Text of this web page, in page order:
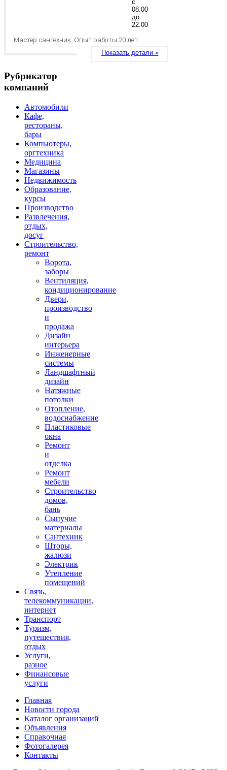
с
08.00
до
22.00
Мастер сантехник. Опыт работы 20 лет.
Показать детали »
Рубрикатор
компаний
Автомобили
Кафе,
рестораны,
бары
Компьютеры,
оргтехника
Медицина
Магазины
Недвижимость
Образование,
курсы
Производство
Развлечения,
отдых,
досуг
Строительство,
ремонт
Ворота,
заборы
Вентиляция,
кондиционирование
Двери,
производство
и
продажа
Дизайн
интерьера
Инженерные
системы
Ландшафтный
дизайн
Натяжные
потолки
Отопление,
водоснабжение
Пластиковые
окна
Ремонт
и
отделка
Ремонт
мебели
Строительство
домов,
бань
Сыпучие
материалы
Сантехник
Шторы,
жалюзи
Электрик
Утепление
помещений
Связь,
телекоммуникации,
интернет
Транспорт
Туризм,
путешествия,
отдых
Услуги,
разное
Финансовые
услуги
Главная
Новости города
Каталог организаций
Объявления
Справочная
Фотогалерея
Контакты